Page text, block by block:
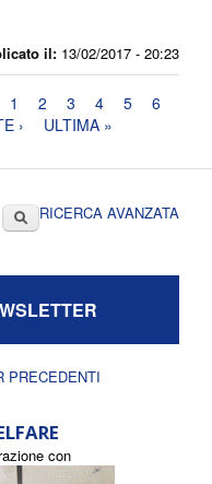
il: 13/02/2017 - 20:23
1 2 3 4 5
6
› ULTIMA »
CercaRICERCA AVANZATA
PRECEDENTI
con